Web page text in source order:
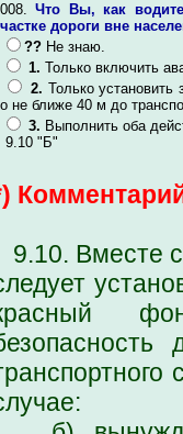
Что Вы, как
дороги вне
?? Не знаю.
1. Только включить
2. Только
не ближе 40 м до
3. Выполнить оба
9.10 "Б"
9.10. Вместе